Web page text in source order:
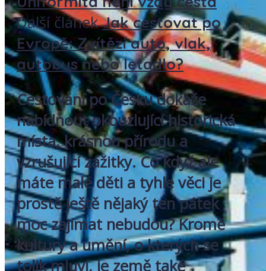
Další článek Jak cestovat po
Evropě: Zvítězí auto, vlak,
autobus nebo letadlo?
Cestování po Česku dokáže
nabídnout okouzlující historická
místa, krásnou přírodu a
vzrušující zážitky. Co když ale
máte malé děti a tyhle věci je
prostě ještě nějaký ten pátek
moc zajímat nebudou? Kromě
kultury a umění, o kterých se
tolik mluví, je země také